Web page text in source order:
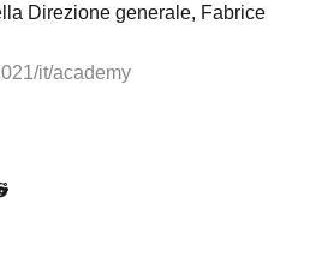
Direzione generale, Fabrice
it/academy